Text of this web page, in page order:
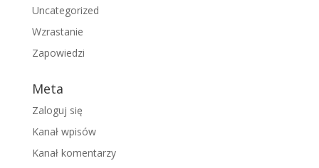
Uncategorized
Wzrastanie
Zapowiedzi
Meta
Zaloguj się
Kanał wpisów
Kanał komentarzy